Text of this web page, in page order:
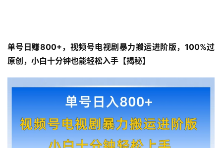
单号日赚800+，视频号电视剧暴力搬运进阶版，100%过
原创，小白十分钟也能轻松入手【揭秘】